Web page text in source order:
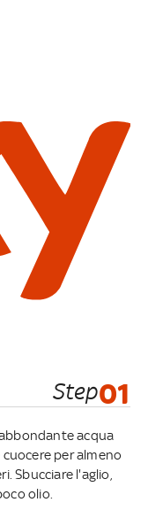
Step01
acqua
per almeno
Sbucciare l'aglio,
olio.